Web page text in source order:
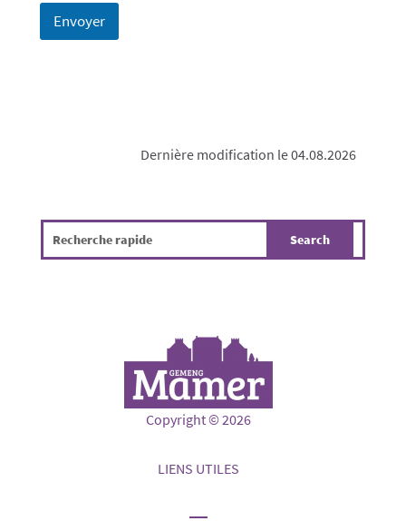
Envoyer
Dernière modification le 04.08.2026
Copyright © 2026
LIENS UTILES